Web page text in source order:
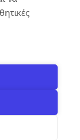
δικαιώματος.
settings